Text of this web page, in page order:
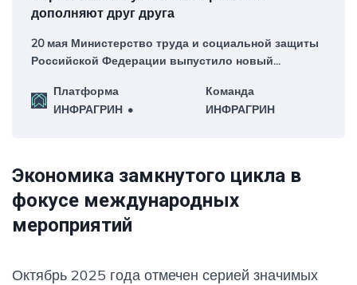
дополняют друг друга
20 мая Министерство труда и социальной защиты
Российской Федерации выпустило новый
устойчивого развития».
Платформа
ИНФРАГРИН
Команда
ИНФРАГРИН
Экономика замкнутого цикла в
фокусе международных
мероприятий
Октябрь 2025 года отмечен серией значимых